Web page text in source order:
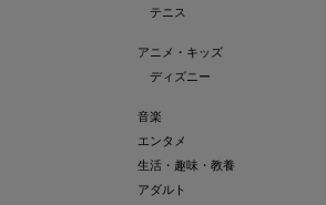
テニス
アニメ・キッズ
ディズニー
音楽
エンタメ
生活・趣味・教養
アダルト